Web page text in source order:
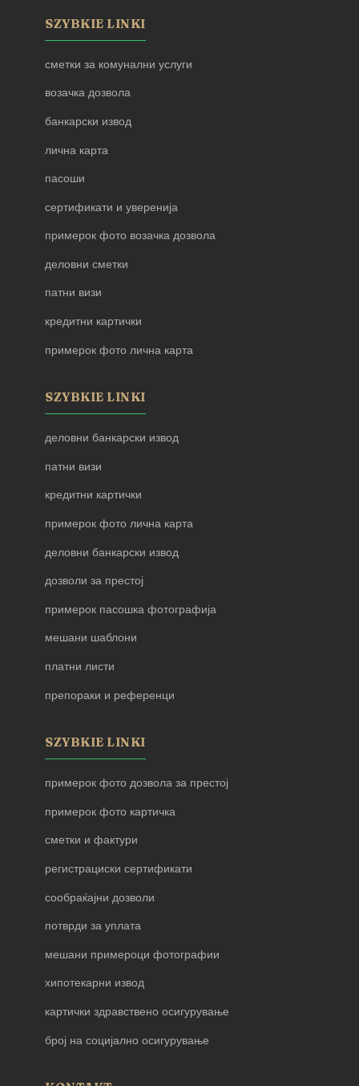
SZYBKIE LINKI
сметки за комунални услуги
возачка дозвола
банкарски извод
лична карта
пасоши
сертификати и уверенија
примерок фото возачка дозвола
деловни сметки
патни визи
кредитни картички
примерок фото лична карта
SZYBKIE LINKI
деловни банкарски извод
патни визи
кредитни картички
примерок фото лична карта
деловни банкарски извод
дозволи за престој
примерок пасошка фотографија
мешани шаблони
платни листи
препораки и референци
SZYBKIE LINKI
примерок фото дозвола за престој
примерок фото картичка
сметки и фактури
регистрациски сертификати
сообраќајни дозволи
потврди за уплата
мешани примероци фотографии
хипотекарни извод
картички здравствено осигурување
број на социјално осигурување